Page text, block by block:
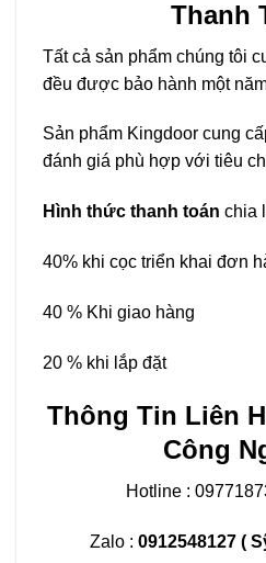
Thanh
Tất cả sản phẩm chúng tôi
đều được bảo hành một
Sản phẩm Kingdoor cung
đánh giá phù hợp với tiêu
Hình thức thanh toán chia
40% khi cọc triển khai đơn
40 % Khi giao hàng
20 % khi lắp đặt
Thông Tin Liên
Công
Hotline :
Zalo : 0912548127(